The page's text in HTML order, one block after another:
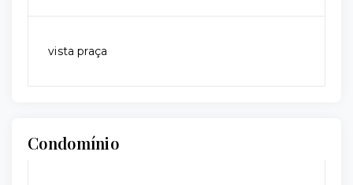
vista praça
Condomínio